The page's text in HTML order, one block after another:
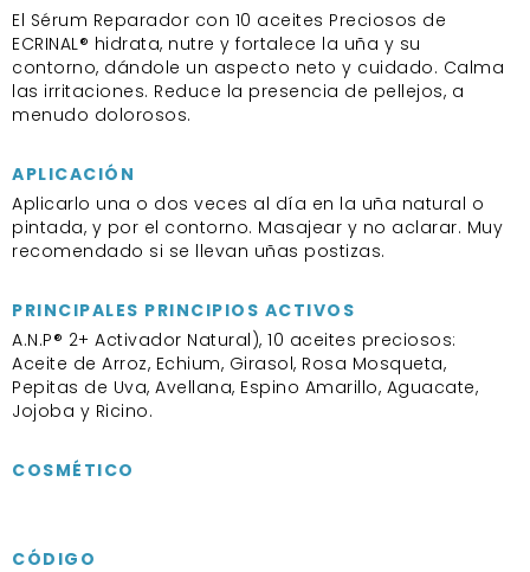
El Sérum Reparador con 10 aceites Preciosos de
ECRINAL® hidrata, nutre y fortalece la uña y su
contorno, dándole un aspecto neto y cuidado. Calma
las irritaciones. Reduce la presencia de pellejos, a
menudo dolorosos.
APLICACIÓN
Aplicarlo una o dos veces al día en la uña natural o
pintada, y por el contorno. Masajear y no aclarar. Muy
recomendado si se llevan uñas postizas.
PRINCIPALES PRINCIPIOS ACTIVOS
A.N.P® 2+ Activador Natural), 10 aceites preciosos:
Aceite de Arroz, Echium, Girasol, Rosa Mosqueta,
Pepitas de Uva, Avellana, Espino Amarillo, Aguacate,
Jojoba y Ricino.
COSMÉTICO
CÓDIGO